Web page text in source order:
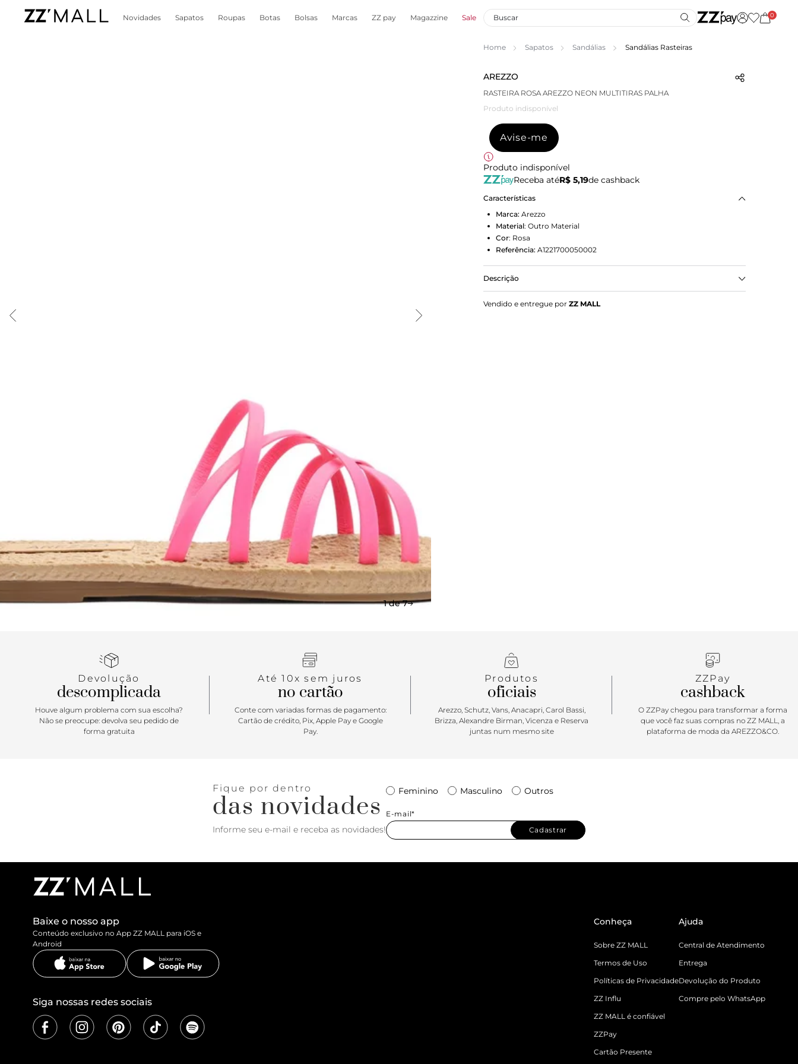
Novidades Sapatos Roupas Botas Bolsas Marcas ZZ pay Magazzine Sale 0
1 de 7
Home Sapatos Sandálias Sandálias Rasteiras
AREZZO
RASTEIRA ROSA AREZZO NEON MULTITIRAS PALHA
Produto indisponível
Avise-me
Produto indisponível
Receba atéR$ 5,19de cashback
Características
Marca: Arezzo
Material: Outro Material
Cor: Rosa
Referência: A1221700050002
Descrição
Rasteira Rosa Neon Multitiras Palha
Vendido e entregue por ZZ MALL
Devolução
descomplicada
Houve algum problema com sua escolha?
Não se preocupe: devolva seu pedido de
forma gratuita
Até 10x sem juros
no cartão
Conte com variadas formas de pagamento:
Cartão de crédito, Pix, Apple Pay e Google
Pay.
Produtos
oficiais
Arezzo, Schutz, Vans, Anacapri, Carol Bassi,
Brizza, Alexandre Birman, Vicenza e Reserva
juntas num mesmo site
ZZPay
cashback
O ZZPay chegou para transformar a forma
que você faz suas compras no ZZ MALL, a
plataforma de moda da AREZZO&CO.
Fique por dentro
das novidades
Informe seu e-mail e receba as novidades!
Feminino Masculino Outros
E-mail*
Cadastrar
Baixe o nosso app
Conteúdo exclusivo no App ZZ MALL para iOS e
Android
Siga nossas redes sociais
Conheça
Sobre ZZ MALL
Termos de Uso
Políticas de Privacidade
ZZ Influ
ZZ MALL é confiável
ZZPay
Cartão Presente
Ajuda
Central de Atendimento
Entrega
Devolução do Produto
Compre pelo WhatsApp